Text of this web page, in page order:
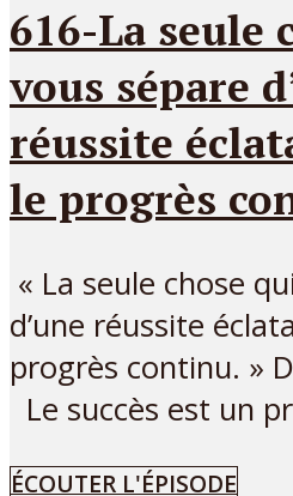
616-La seule
vous sépare
réussite
le progrès
« La seule chose
d’une réussite
progrès continu. »
Le succès est un
ÉCOUTER L'ÉPISODE